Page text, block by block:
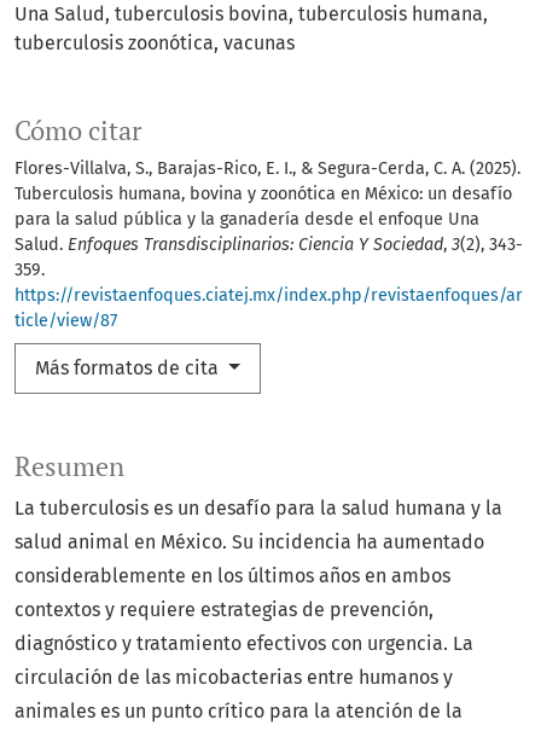
Una Salud tuberculosis bovina tuberculosis humana
tuberculosis zoonótica vacunas
Cómo citar
Flores-Villalva, S., Barajas-Rico, E. I., & Segura-Cerda, C. A. (2025).
Tuberculosis humana, bovina y zoonótica en México: un desafío
para la salud pública y la ganadería desde el enfoque Una
Salud. Enfoques Transdisciplinarios: Ciencia Y Sociedad, 3(2), 343-
359.
https://revistaenfoques.ciatej.mx/index.php/revistaenfoques/ar
ticle/view/87
Más formatos de cita
Resumen
La tuberculosis es un desafío para la salud humana y la
salud animal en México. Su incidencia ha aumentado
considerablemente en los últimos años en ambos
contextos y requiere estrategias de prevención,
diagnóstico y tratamiento efectivos con urgencia. La
circulación de las micobacterias entre humanos y
animales es un punto crítico para la atención de la